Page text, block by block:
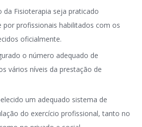
da Fisioterapia seja praticado
por profissionais habilitados com os
oficialmente.
o número adequado de
vários níveis da prestação de
um adequado sistema de
do exercício profissional, tanto no